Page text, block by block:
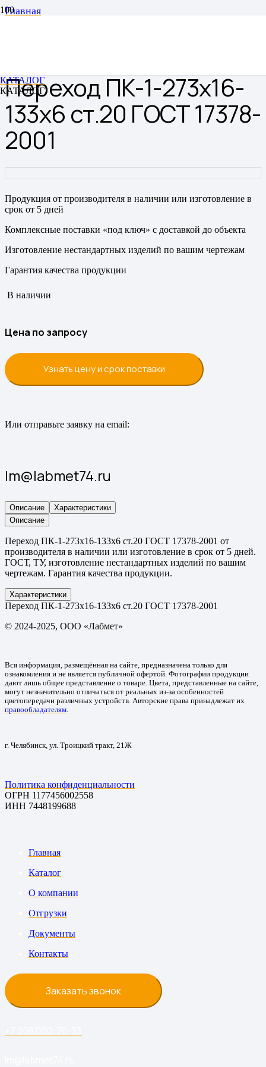
КАТАЛОГ
КАТАЛОГ
Главная
Переход ПК-1-273х16-
133х6 ст.20 ГОСТ 17378-
2001
Продукция от производителя в наличии или изготовление в
срок от 5 дней
Комплексные поставки «под ключ» с доставкой до объекта
Изготовление нестандартных изделий по вашим чертежам
Гарантия качества продукции
В наличии
Цена по запросу
Узнать цену и срок поставки
Или отправьте заявку на email:
lm@labmet74.ru
Описание
Характеристики
Описание
Переход ПК-1-273х16-133х6 ст.20 ГОСТ 17378-2001 от
производителя в наличии или изготовление в срок от 5 дней.
ГОСТ, ТУ, изготовление нестандартных изделий по вашим
чертежам. Гарантия качества продукции.
Характеристики
Переход ПК-1-273х16-133х6 ст.20 ГОСТ 17378-2001
© 2024-2025, ООО «Лабмет»
Вся информация, размещённая на сайте, предназначена только для
ознакомления и не является публичной офертой. Фотографии продукции
дают лишь общее представление о товаре. Цвета, представленные на сайте,
могут незначительно отличаться от реальных из-за особенностей
цветопередачи различных устройств. Авторские права принадлежат их
правообладателям
г. Челябинск, ул. Троицкий тракт, 21Ж
Политика конфиденциальности
ОГРН 1177456002558
ИНН 7448199688
Главная
Каталог
О компании
Отгрузки
Документы
Контакты
Заказать звонок